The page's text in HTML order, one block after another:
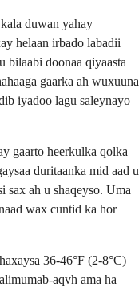
duwan yahay
helaan irbado labadii
bilaabi doonaa qiyaasta
gaarka ah wuxuuna
iyadoo lagu saleynayo
gaarto heerkulka qolka
duritaanka mid aad u
sax ah u shaqeyso. Uma
wax cuntid ka hor
36-46°F (2-8°C)
aqvh ama ha